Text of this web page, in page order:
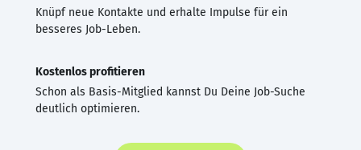
Knüpf neue Kontakte und erhalte Impulse für ein
besseres Job-Leben.
Kostenlos profitieren
Schon als Basis-Mitglied kannst Du Deine Job-Suche
deutlich optimieren.